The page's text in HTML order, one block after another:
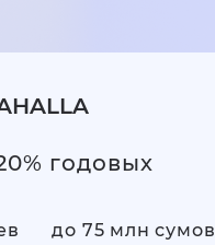
годовых
до 75 млн сумов